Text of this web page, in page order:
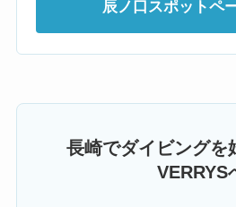
辰ノ口スポットペ
長崎でダイビングを
VERRYS